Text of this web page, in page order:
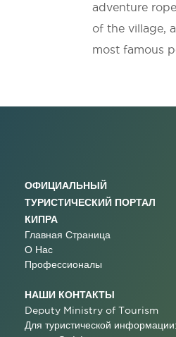
adventure
of the village,
most famous
ОФИЦИАЛЬНЫЙ
ТУРИСТИЧЕСКИЙ ПОРТАЛ
КИПРА
Главная Страница
О Нас
Профессионалы
НАШИ КОНТАКТЫ
Deputy Ministry of Tourism
Для туристической информации: